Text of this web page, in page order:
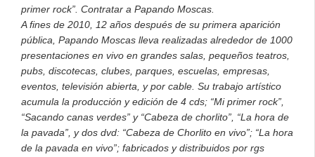
primer rock”. Contratar a Papando Moscas.
A fines de 2010, 12 años después de su primera aparición
pública, Papando Moscas lleva realizadas alrededor de 1000
presentaciones en vivo en grandes salas, pequeños teatros,
pubs, discotecas, clubes, parques, escuelas, empresas,
eventos, televisión abierta, y por cable. Su trabajo artístico
acumula la producción y edición de 4 cds; “Mi primer rock”,
“Sacando canas verdes” y “Cabeza de chorlito”, “La hora de
la pavada”, y dos dvd: “Cabeza de Chorlito en vivo”; “La hora
de la pavada en vivo”; fabricados y distribuidos por rgs